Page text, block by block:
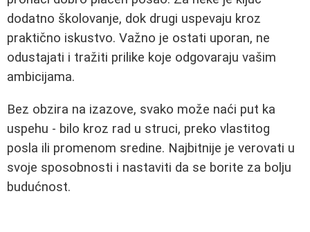
dodatno školovanje, dok drugi uspevaju kroz
praktično iskustvo. Važno je ostati uporan, ne
odustajati i tražiti prilike koje odgovaraju vašim
ambicijama.
Bez obzira na izazove, svako može naći put ka
uspehu - bilo kroz rad u struci, preko vlastitog
posla ili promenom sredine. Najbitnije je verovati u
svoje sposobnosti i nastaviti da se borite za bolju
budućnost.